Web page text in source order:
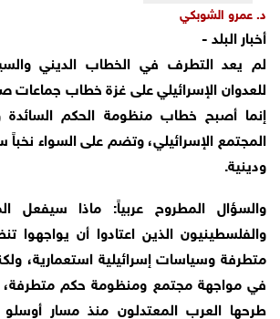
د. عمرو الشوبكي
أخبار البلد -
لم يعد التطرف في الخطاب الديني
للعدوان الإسرائيلي على غزة خطاب جماعات
إنما أصبح خطاب منظومة الحكم السائدة
المجتمع الإسرائيلي، وتضم على السواء
ودينية.
والسؤال المطروح عربياً: ماذا سيفعل
والفلسطينيون الذين اعتادوا أن يواجهوا
متطرفة وسياسات إسرائيلية استعمارية،
في مواجهة مجتمع ومنظومة حكم متطرفة،